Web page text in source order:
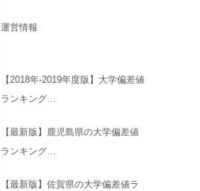
運営情報
【2018年-2019年度版】大学偏差値
ランキング…
【最新版】鹿児島県の大学偏差値
ランキング…
【最新版】佐賀県の大学偏差値ラ